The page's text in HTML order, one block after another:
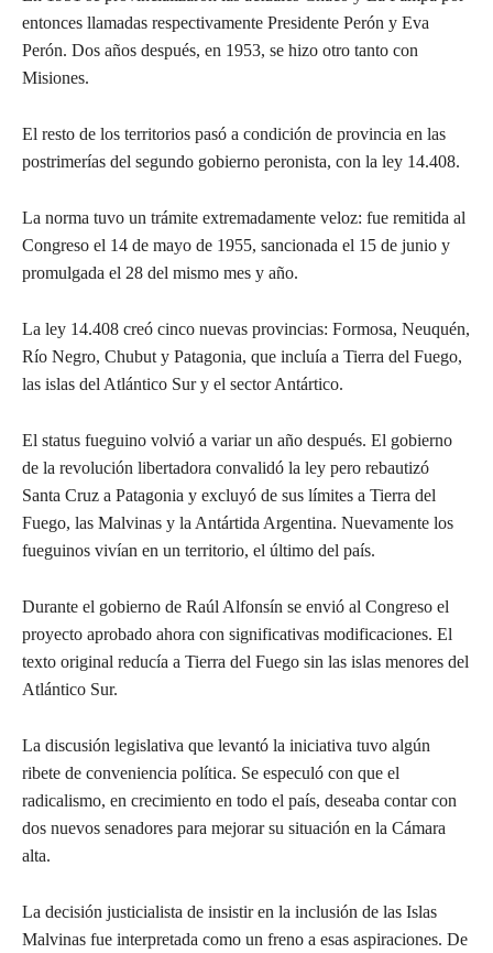
entonces llamadas respectivamente Presidente Perón y Eva
Perón. Dos años después, en 1953, se hizo otro tanto con
Misiones.
El resto de los territorios pasó a condición de provincia en las
postrimerías del segundo gobierno peronista, con la ley 14.408.
La norma tuvo un trámite extremadamente veloz: fue remitida al
Congreso el 14 de mayo de 1955, sancionada el 15 de junio y
promulgada el 28 del mismo mes y año.
La ley 14.408 creó cinco nuevas provincias: Formosa, Neuquén,
Río Negro, Chubut y Patagonia, que incluía a Tierra del Fuego,
las islas del Atlántico Sur y el sector Antártico.
El status fueguino volvió a variar un año después. El gobierno
de la revolución libertadora convalidó la ley pero rebautizó
Santa Cruz a Patagonia y excluyó de sus límites a Tierra del
Fuego, las Malvinas y la Antártida Argentina. Nuevamente los
fueguinos vivían en un territorio, el último del país.
Durante el gobierno de Raúl Alfonsín se envió al Congreso el
proyecto aprobado ahora con significativas modificaciones. El
texto original reducía a Tierra del Fuego sin las islas menores del
Atlántico Sur.
La discusión legislativa que levantó la iniciativa tuvo algún
ribete de conveniencia política. Se especuló con que el
radicalismo, en crecimiento en todo el país, deseaba contar con
dos nuevos senadores para mejorar su situación en la Cámara
alta.
La decisión justicialista de insistir en la inclusión de las Islas
Malvinas fue interpretada como un freno a esas aspiraciones. De